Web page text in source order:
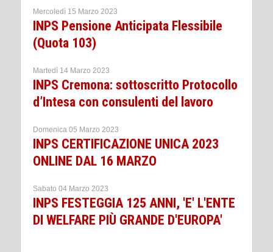
Mercoledì 15 Marzo 2023
INPS Pensione Anticipata Flessibile
(Quota 103)
Martedì 14 Marzo 2023
INPS Cremona: sottoscritto Protocollo
d’Intesa con consulenti del lavoro
Domenica 05 Marzo 2023
INPS CERTIFICAZIONE UNICA 2023
ONLINE DAL 16 MARZO
Sabato 04 Marzo 2023
INPS FESTEGGIA 125 ANNI, 'E' L'ENTE
DI WELFARE PIÙ GRANDE D'EUROPA'